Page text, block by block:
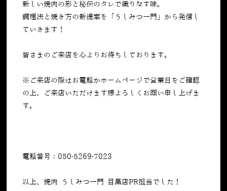
新しい焼肉の形と秘伝のタレで織りなす味。
調理法と焼き方の新提案を「うしみつ一門」から発信し
ていきます！
皆さまのご来店を心よりお待ちしております。
※ご来店の際はお電話かホームページで営業日をご確認
の上、ご来店いただけます様よろしくお願い申し上げま
す。
電話番号：050-5269-7023
以上、焼肉 うしみつ一門 目黒店PR担当でした！